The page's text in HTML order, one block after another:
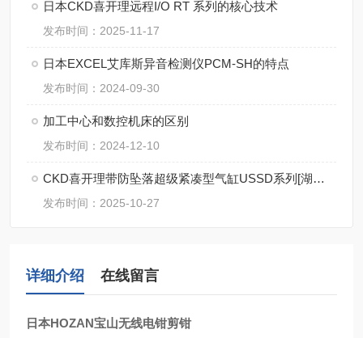
日本CKD喜开理远程I/O RT 系列的核心技术
发布时间：2025-11-17
日本EXCEL艾库斯异音检测仪PCM-SH的特点
发布时间：2024-09-30
加工中心和数控机床的区别
发布时间：2024-12-10
CKD喜开理带防坠落超级紧凑型气缸USSD系列[湖南中村
发布时间：2025-10-27
详细介绍 在线留言
日本HOZAN宝山无线电钳剪钳